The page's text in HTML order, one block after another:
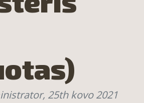
25th kovo 2021